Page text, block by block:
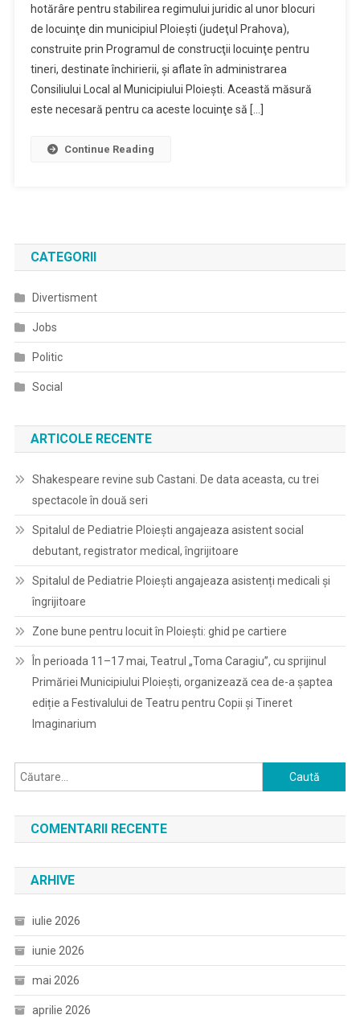
Locuinţe
Din
Ploieşti
Vor
Trece
Acestuia
hotărâre pentru stabilirea regimului juridic al unor blocuri
de locuinţe din municipiul Ploieşti (judeţul Prahova),
construite prin Programul de construcţii locuinţe pentru
tineri, destinate închirierii, şi aflate în administrarea
Consiliului Local al Municipiului Ploieşti. Această măsură
este necesară pentru ca aceste locuinţe să […]
Continue Reading
CATEGORII
Divertisment
Jobs
Politic
Social
ARTICOLE RECENTE
Shakespeare revine sub Castani. De data aceasta, cu trei
spectacole în două seri
Spitalul de Pediatrie Ploieşti angajeaza asistent social
debutant, registrator medical, îngrijitoare
Spitalul de Pediatrie Ploieşti angajeaza asistenți medicali și
îngrijitoare
Zone bune pentru locuit în Ploiești: ghid pe cartiere
În perioada 11–17 mai, Teatrul „Toma Caragiu”, cu sprijinul
Primăriei Municipiului Ploiești, organizează cea de-a șaptea
ediție a Festivalului de Teatru pentru Copii și Tineret
Imaginarium
Caută
după:
COMENTARII RECENTE
ARHIVE
iulie 2026
iunie 2026
mai 2026
aprilie 2026